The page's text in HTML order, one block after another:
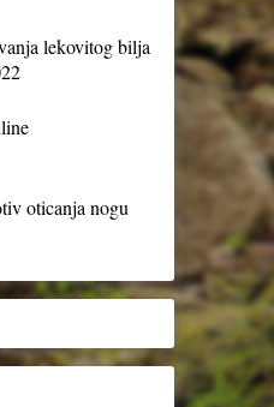
lekovitog bilja
oticanja nogu